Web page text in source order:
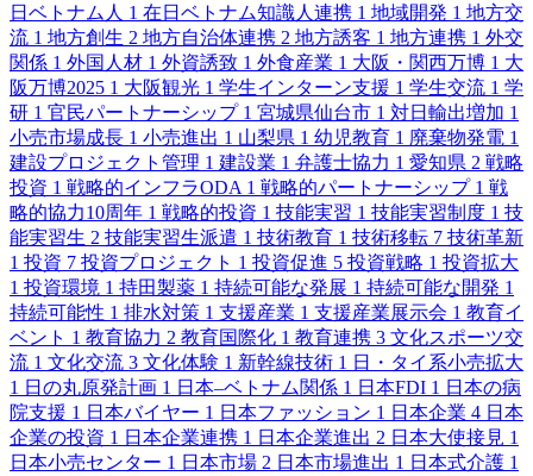
日ベトナム人 1 在日ベトナム知識人連携 1 地域開発 1 地方交
流 1 地方創生 2 地方自治体連携 2 地方誘客 1 地方連携 1 外交
関係 1 外国人材 1 外資誘致 1 外食産業 1 大阪・関西万博 1 大
阪万博2025 1 大阪観光 1 学生インターン支援 1 学生交流 1 学
研 1 官民パートナーシップ 1 宮城県仙台市 1 対日輸出増加 1
小売市場成長 1 小売進出 1 山梨県 1 幼児教育 1 廃棄物発電 1
建設プロジェクト管理 1 建設業 1 弁護士協力 1 愛知県 2 戦略
投資 1 戦略的インフラODA 1 戦略的パートナーシップ 1 戦
略的協力10周年 1 戦略的投資 1 技能実習 1 技能実習制度 1 技
能実習生 2 技能実習生派遣 1 技術教育 1 技術移転 7 技術革新
1 投資 7 投資プロジェクト 1 投資促進 5 投資戦略 1 投資拡大
1 投資環境 1 持田製薬 1 持続可能な発展 1 持続可能な開発 1
持続可能性 1 排水対策 1 支援産業 1 支援産業展示会 1 教育イ
ベント 1 教育協力 2 教育国際化 1 教育連携 3 文化スポーツ交
流 1 文化交流 3 文化体験 1 新幹線技術 1 日・タイ系小売拡大
1 日の丸原発計画 1 日本–ベトナム関係 1 日本FDI 1 日本の病
院支援 1 日本バイヤー 1 日本ファッション 1 日本企業 4 日本
企業の投資 1 日本企業連携 1 日本企業進出 2 日本大使接見 1
日本小売センター 1 日本市場 2 日本市場進出 1 日本式介護 1